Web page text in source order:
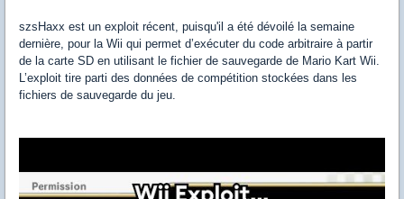
szsHaxx est un exploit récent, puisqu'il a été dévoilé la semaine
dernière, pour la Wii qui permet d’exécuter du code arbitraire à partir
de la carte SD en utilisant le fichier de sauvegarde de Mario Kart Wii.
L’exploit tire parti des données de compétition stockées dans les
fichiers de sauvegarde du jeu.